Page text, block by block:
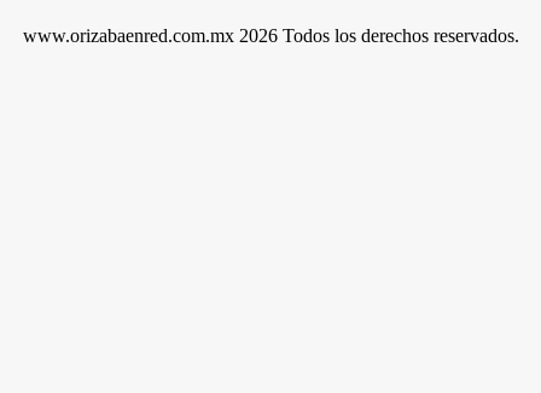
www.orizabaenred.com.mx 2026 Todos los derechos reservados.